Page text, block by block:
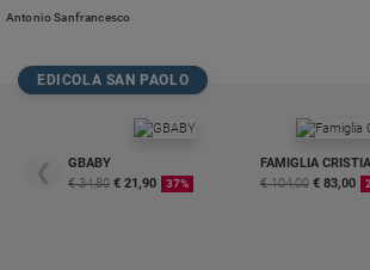
Privacy
siamo
contrario di tutto
Antonio Sanfrancesco
EDICOLA SAN PAOLO
❮
GBABY
€ 34,80 € 21,90 37%
FAMIGLIA
€ 104,00 € 83,00